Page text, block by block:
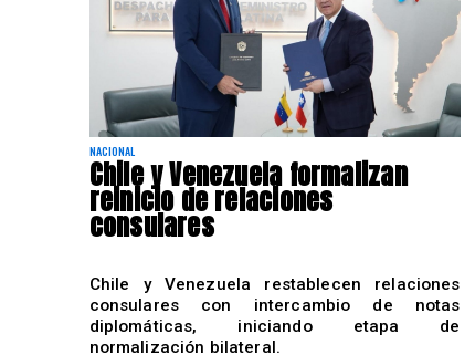
NACIONAL
Chile y Venezuela formalizan
reinicio de relaciones
consulares
Chile y Venezuela restablecen relaciones
consulares con intercambio de notas
diplomáticas, iniciando etapa de
normalización bilateral.